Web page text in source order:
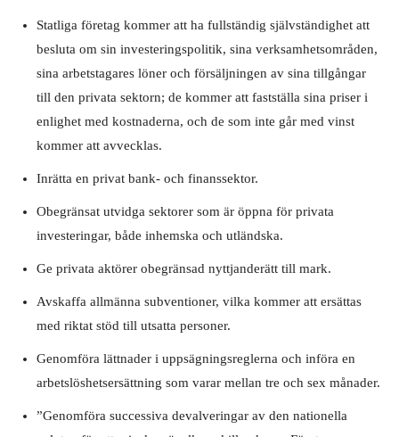
Statliga företag kommer att ha fullständig självständighet att
besluta om sin investeringspolitik, sina verksamhetsområden,
sina arbetstagares löner och försäljningen av sina tillgångar
till den privata sektorn; de kommer att fastställa sina priser i
enlighet med kostnaderna, och de som inte går med vinst
kommer att avvecklas.
Inrätta en privat bank- och finanssektor.
Obegränsat utvidga sektorer som är öppna för privata
investeringar, både inhemska och utländska.
Ge privata aktörer obegränsad nyttjanderätt till mark.
Avskaffa allmänna subventioner, vilka kommer att ersättas
med riktat stöd till utsatta personer.
Genomföra lättnader i uppsägningsreglerna och införa en
arbetslöshetsersättning som varar mellan tre och sex månader.
”Genomföra successiva devalveringar av den nationella